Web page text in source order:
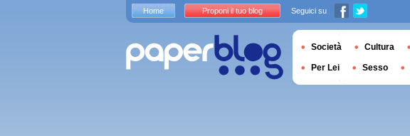
Home Proponi il tuo blog Seguici su
Società Cultura
Per Lei Sesso